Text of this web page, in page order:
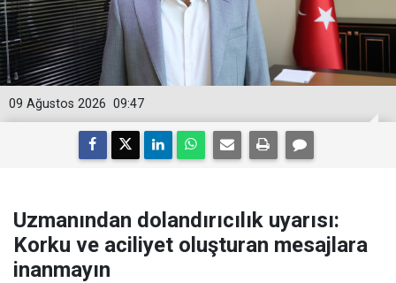
09:47
09 Ağustos 2026
Uzmanından dolandırıcılık uyarısı:
Korku ve aciliyet oluşturan mesajlara
inanmayın